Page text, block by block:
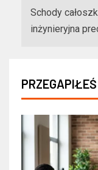
Schody
inżynieryjna
PRZEGAPIŁEŚ